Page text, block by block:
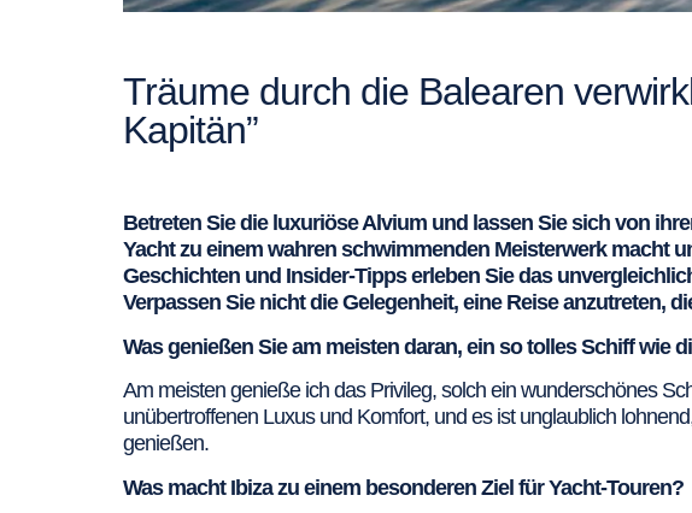
Träume durch die Balearen
Kapitän”
Betreten Sie die luxuriöse Alvium und lassen Sie sich von
Yacht zu einem wahren schwimmenden Meisterwerk macht
Geschichten und Insider-Tipps erleben Sie das
Verpassen Sie nicht die Gelegenheit, eine Reise anzutreten,
Was genießen Sie am meisten daran, ein so tolles Schiff wie
Am meisten genieße ich das Privileg, solch ein wunderschönes
unübertroffenen Luxus und Komfort, und es ist unglaublich
genießen.
Was macht Ibiza zu einem besonderen Ziel für Yacht-Touren?